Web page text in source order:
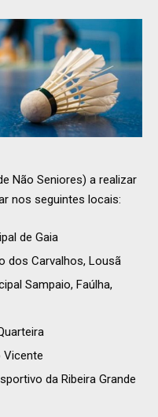
Não Seniores) a realizar
nos seguintes locais:
de Gaia
dos Carvalhos, Lousã
Sampaio, Faúlha,
Vicente
da Ribeira Grande